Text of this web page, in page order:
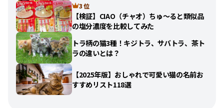
3 位
【検証】CIAO（チャオ）ちゅ〜ると類似品
の塩分濃度を比較してみた
トラ柄の猫3種！キジトラ、サバトラ、茶ト
ラの違いとは？
【2025年版】おしゃれで可愛い猫の名前お
すすめリスト118選